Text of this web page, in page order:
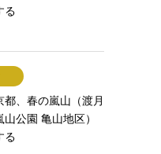
る
都、春の嵐山（渡月
公園 亀山地区）
る